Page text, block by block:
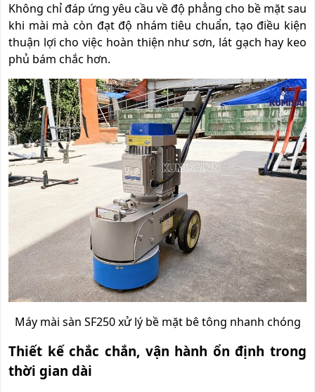
Không chỉ đáp ứng yêu cầu về độ phẳng cho bề mặt sau
khi mài mà còn đạt độ nhám tiêu chuẩn, tạo điều kiện
thuận lợi cho việc hoàn thiện như sơn, lát gạch hay keo
phủ bám chắc hơn.
Máy mài sàn SF250 xử lý bề mặt bê tông nhanh chóng
Thiết kế chắc chắn, vận hành ổn định trong
thời gian dài